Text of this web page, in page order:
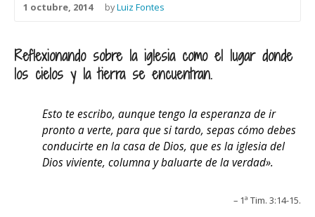
1 octubre, 2014 byLuiz Fontes
Reflexionando sobre la iglesia como el lugar donde
los cielos y la tierra se encuentran.
Esto te escribo, aunque tengo la esperanza de ir
pronto a verte, para que si tardo, sepas cómo debes
conducirte en la casa de Dios, que es la iglesia del
Dios viviente, columna y baluarte de la verdad».
– 1ª Tim. 3:14-15.